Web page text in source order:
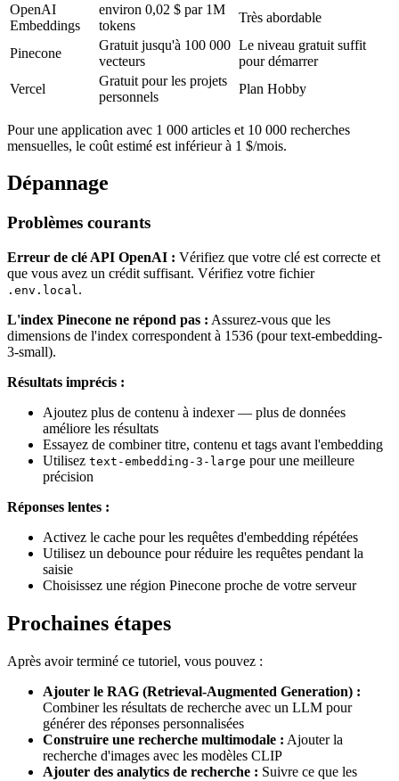
OpenAI
Embeddings
environ 0,02 $ par 1M
tokens
Très abordable
Pinecone
Gratuit jusqu'à 100 000
vecteurs
Le niveau gratuit suffit
pour démarrer
Vercel
Gratuit pour les projets
personnels
Plan Hobby
Pour une application avec 1 000 articles et 10 000 recherches
mensuelles, le coût estimé est inférieur à 1 $/mois.
Dépannage
Problèmes courants
Erreur de clé API OpenAI : Vérifiez que votre clé est correcte et
que vous avez un crédit suffisant. Vérifiez votre fichier
.env.local.
L'index Pinecone ne répond pas : Assurez-vous que les
dimensions de l'index correspondent à 1536 (pour text-embedding-
3-small).
Résultats imprécis :
Ajoutez plus de contenu à indexer — plus de données
améliore les résultats
Essayez de combiner titre, contenu et tags avant l'embedding
Utilisez text-embedding-3-large pour une meilleure
précision
Réponses lentes :
Activez le cache pour les requêtes d'embedding répétées
Utilisez un debounce pour réduire les requêtes pendant la
saisie
Choisissez une région Pinecone proche de votre serveur
Prochaines étapes
Après avoir terminé ce tutoriel, vous pouvez :
Ajouter le RAG (Retrieval-Augmented Generation) :
Combiner les résultats de recherche avec un LLM pour
générer des réponses personnalisées
Construire une recherche multimodale : Ajouter la
recherche d'images avec les modèles CLIP
Ajouter des analytics de recherche : Suivre ce que les